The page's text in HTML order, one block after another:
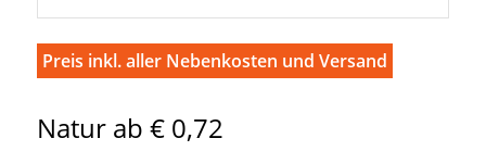
Preis inkl. aller Nebenkosten und Versand
Natur ab € 0,72